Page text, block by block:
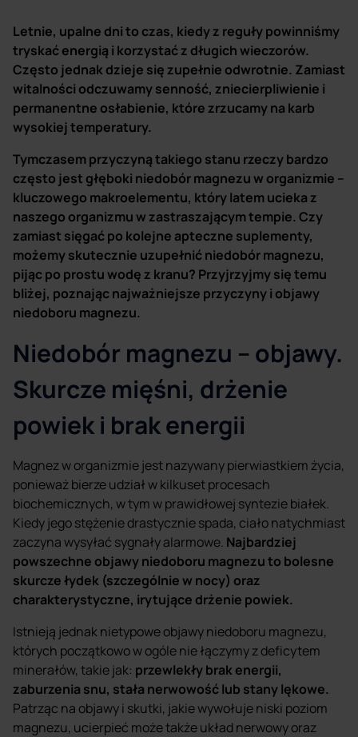
Letnie, upalne dni to czas, kiedy z reguły powinniśmy
tryskać energią i korzystać z długich wieczorów.
Często jednak dzieje się zupełnie odwrotnie. Zamiast
witalności odczuwamy senność, zniecierpliwienie i
permanentne osłabienie, które zrzucamy na karb
wysokiej temperatury.
Tymczasem przyczyną takiego stanu rzeczy bardzo
często jest głęboki niedobór magnezu w organizmie –
kluczowego makroelementu, który latem ucieka z
naszego organizmu w zastraszającym tempie. Czy
zamiast sięgać po kolejne apteczne suplementy,
możemy skutecznie uzupełnić niedobór magnezu,
pijąc po prostu wodę z kranu? Przyjrzyjmy się temu
bliżej, poznając najważniejsze przyczyny i objawy
niedoboru magnezu.
Niedobór magnezu – objawy.
Skurcze mięśni, drżenie
powiek i brak energii
Magnez w organizmie jest nazywany pierwiastkiem życia,
ponieważ bierze udział w kilkuset procesach
biochemicznych, w tym w prawidłowej syntezie białek.
Kiedy jego stężenie drastycznie spada, ciało natychmiast
zaczyna wysyłać sygnały alarmowe. Najbardziej
powszechne objawy niedoboru magnezu to bolesne
skurcze łydek (szczególnie w nocy) oraz
charakterystyczne, irytujące drżenie powiek.
Istnieją jednak nietypowe objawy niedoboru magnezu,
których początkowo w ogóle nie łączymy z deficytem
minerałów, takie jak: przewlekły brak energii,
zaburzenia snu, stała nerwowość lub stany lękowe.
Patrząc na objawy i skutki, jakie wywołuje niski poziom
magnezu, ucierpieć może także układ nerwowy oraz